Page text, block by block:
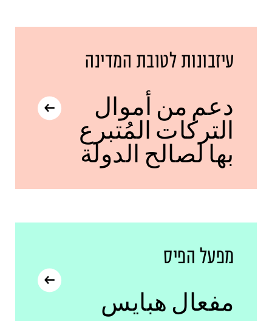
עיזבונות לטובת המדינה
دعم من أموال
التركات المُتبرع
بها لصالح الدولة
מפעל הפיס
مفعال هبايس